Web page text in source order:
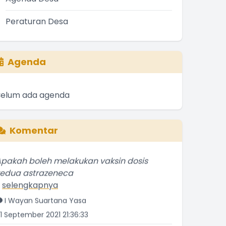
Peraturan Desa
Agenda
ada agenda
Komentar
astrazeneca
selengkapnya
I Wayan Suartana Yasa
September 2021 21:36:33
atas keberhasilan Senggigi